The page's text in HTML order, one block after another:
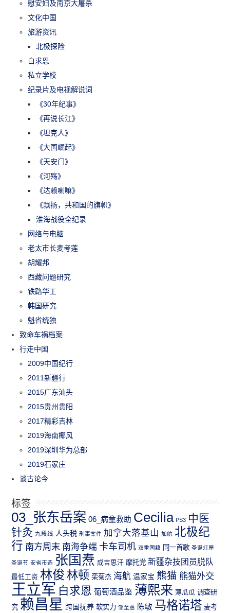
慰安妇及南京大屠杀
文化中国
旅游资讯
北极探险
白求恩
私立学校
纪录片及电视解说词
《30年纪事》
《再说长江》
《坦克人》
《大国崛起》
《天安门》
《河殇》
《达赖喇嘛》
《飘扬，共和国的旗帜》
淮海战役全纪录
网络与电脑
老太市长麦考莲
胡耀邦
西藏问题研究
铁路华工
韩国研究
魁省统独
致命车祸档案
行走中国
2009中国纪行
2011新疆行
2015广东汕头
2015贵州贵阳
2017精彩吉林
2019海南椰风
2019深圳华为总部
2019石家庄
谈古论今
标签
03_张东岳案 06_病童救助 Cecilia PS3 中医
针灸 九段线 人头税 刑事案件 加拿大落基山 加航 北极纪
行 南方周末 南海争端 卡车司机 双重国籍 同一首歌 圣诞灯屋
圣诞节 安省市选 张国焘 成吉思汗 摩托党 新疆杂技团员脱队
最低工资 林俊 林顿 栾菊杰 海航 温家宝 熊猫 熊猫外交
王立军 白求恩 葡萄酒品鉴 薄熙来 薄瓜瓜 调查研
究 赖昌星 跨国抚养 软实力 邹至蕙 陈敏 马格诺塔 麦考